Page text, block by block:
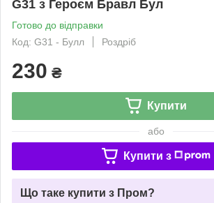
G31 з Героєм Бравл Бул
Готово до відправки
Код: G31 - Булл
Роздріб
230 ₴
Купити
або
Купити з
Що таке купити з Пром?